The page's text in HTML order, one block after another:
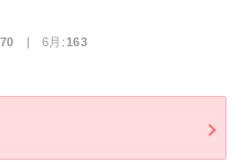
| 6月:163